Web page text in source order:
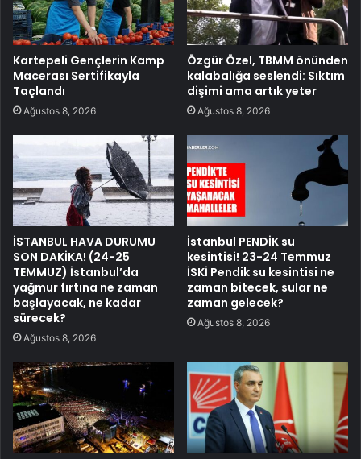
Kartepeli Gençlerin Kamp
Macerası Sertifikayla
Taçlandı
Ağustos 8, 2026
Özgür Özel, TBMM önünden
kalabalığa seslendi: Sıktım
dişimi ama artık yeter
Ağustos 8, 2026
İSTANBUL HAVA DURUMU
SON DAKİKA! (24-25
TEMMUZ) İstanbul’da
yağmur fırtına ne zaman
başlayacak, ne kadar
sürecek?
Ağustos 8, 2026
İstanbul PENDİK su
kesintisi! 23-24 Temmuz
İSKİ Pendik su kesintisi ne
zaman bitecek, sular ne
zaman gelecek?
Ağustos 8, 2026